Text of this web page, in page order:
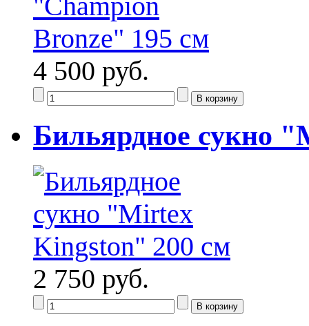
4 500 руб.
Бильярдное сукно
2 750 руб.